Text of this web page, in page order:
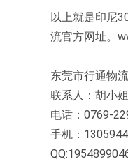
以上就是印尼
流官方网址。
东莞市行通物
联系人：胡小姐
电话：0769-
手机：